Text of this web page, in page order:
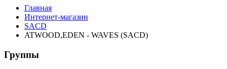
Главная
Интернет-магазин
SACD
ATWOOD,EDEN - WAVES (SACD)
Группы